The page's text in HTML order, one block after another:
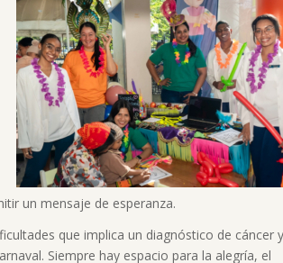
un mensaje de esperanza.
que implica un diagnóstico de cáncer y
Siempre hay espacio para la alegría, el